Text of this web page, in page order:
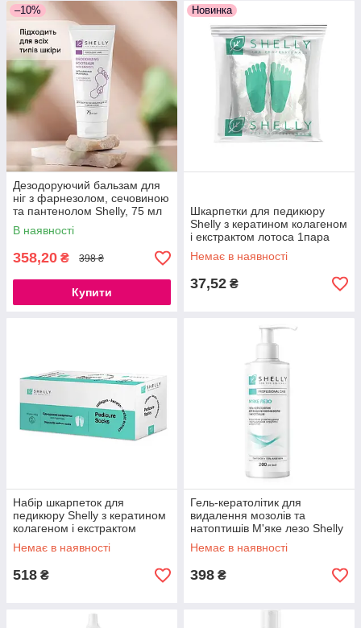
–10%
Дезодоруючий бальзам для
ніг з фарнезолом, сечовиною
та пантенолом Shelly, 75 мл
В наявності
358,20 ₴ 398 ₴
Купити
Новинка
Шкарпетки для педикюру
Shelly з кератином колагеном
і екстрактом лотоса 1пара
Немає в наявності
37,52 ₴
Набір шкарпеток для
педикюру Shelly з кератином
колагеном і екстрактом
лотоса , 10 шт
Немає в наявності
518 ₴
Гель-кератолітик для
видалення мозолів та
натоптишів М'яке лезо Shelly
200 мл
Немає в наявності
398 ₴